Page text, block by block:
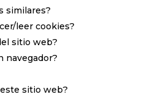
similares?
leer cookies?
sitio web?
navegador?
sitio web?